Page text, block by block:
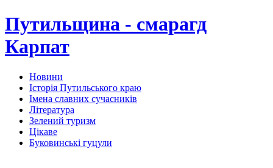
Путильщина - смарагд
Карпат
Новини
Історія Путильського краю
Імена славних сучасників
Література
Зелений туризм
Цікаве
Буковинські гуцули